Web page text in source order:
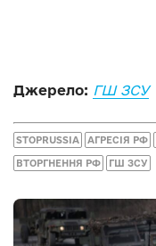
Джерело: ГШ ЗСУ
STOPRUSSIA АГРЕСІЯ РФ
ВТОРГНЕННЯ РФ ГШ ЗСУ